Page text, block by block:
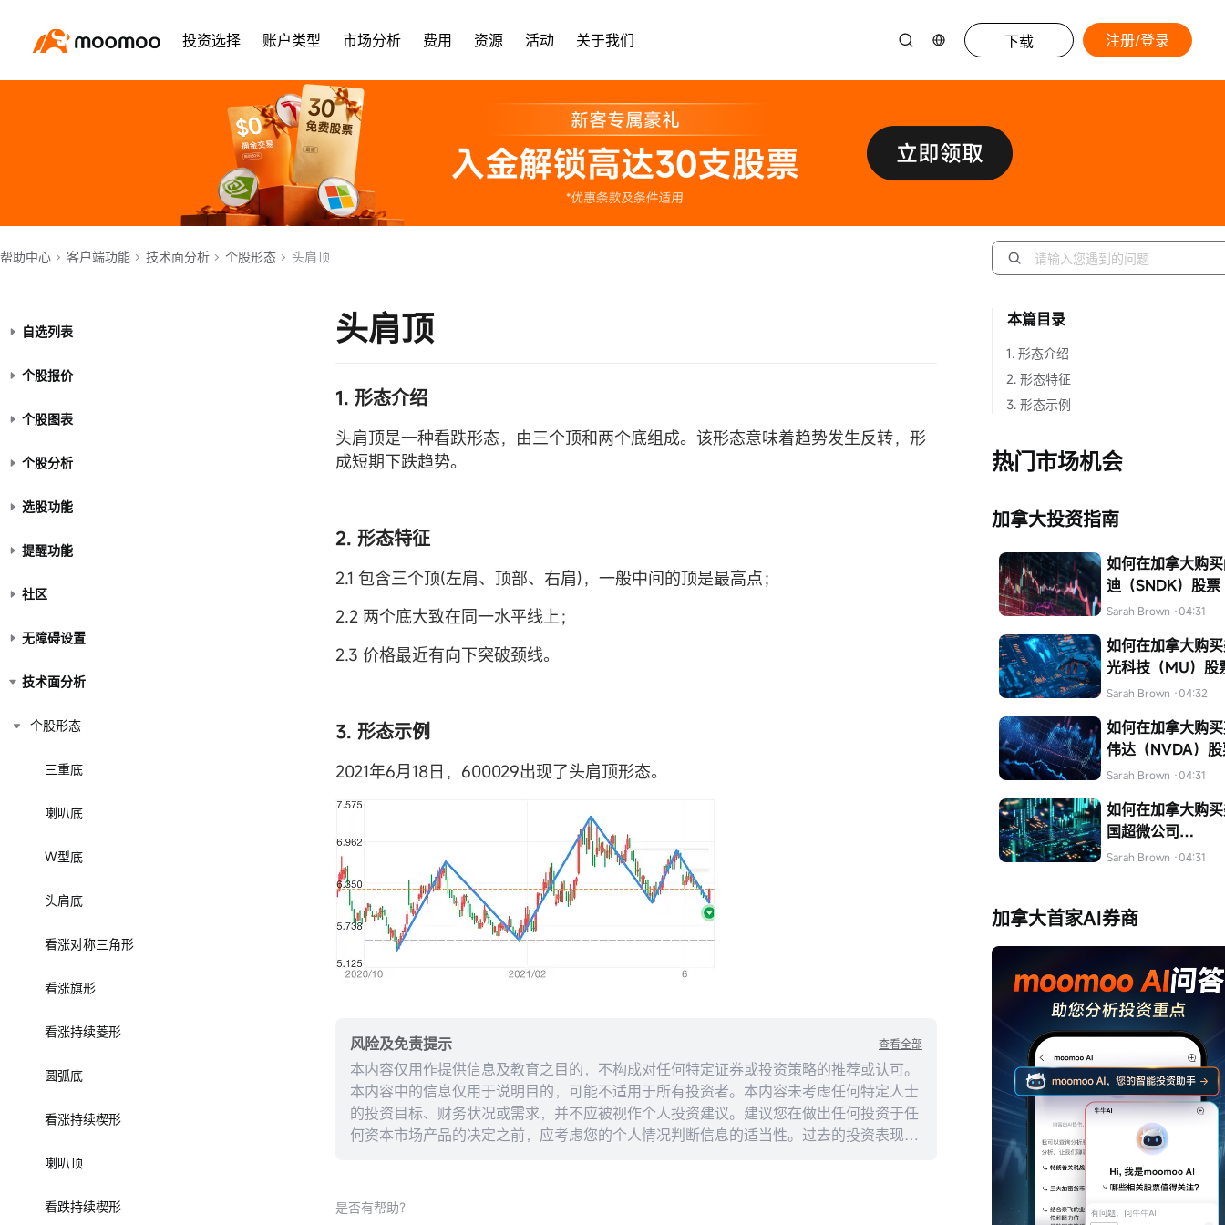
投资选择 账户类型 市场分析 费用 资源 活动 关于我们 下载 注册/登录
帮助中心 客户端功能 技术面分析 个股形态 头肩顶
自选列表
个股报价
个股图表
个股分析
选股功能
提醒功能
社区
无障碍设置
技术面分析
个股形态
三重底
喇叭底
W型底
头肩底
看涨对称三角形
看涨旗形
看涨持续菱形
圆弧底
看涨持续楔形
喇叭顶
看跌持续楔形
头肩顶
1. 形态介绍
头肩顶是一种看跌形态，由三个顶和两个底组成。该形态意味着趋势发生反转，形
成短期下跌趋势。
2. 形态特征
2.1 包含三个顶(左肩、顶部、右肩)，一般中间的顶是最高点；
2.2 两个底大致在同一水平线上；
2.3 价格最近有向下突破颈线。
3. 形态示例
2021年6月18日，600029出现了头肩顶形态。
风险及免责提示
本内容仅用作提供信息及教育之目的，不构成对任何特定证券或投资策略的推荐或认可。
本内容中的信息仅用于说明目的，可能不适用于所有投资者。本内容未考虑任何特定人士
的投资目标、财务状况或需求，并不应被视作个人投资建议。建议您在做出任何投资于任
何资本市场产品的决定之前，应考虑您的个人情况判断信息的适当性。过去的投资表现不
查看全部
是否有帮助？
本篇目录
1. 形态介绍
2. 形态特征
3. 形态示例
热门市场机会
加拿大投资指南
如何在加拿大购
迪（SNDK）股票
Sarah Brown ·04:31
如何在加拿大购
光科技（MU）股
Sarah Brown ·04:32
如何在加拿大购
伟达（NVDA）
Sarah Brown ·04:31
如何在加拿大购
国超微公司
（AMD）的股票
Sarah Brown ·04:31
加拿大首家AI券商